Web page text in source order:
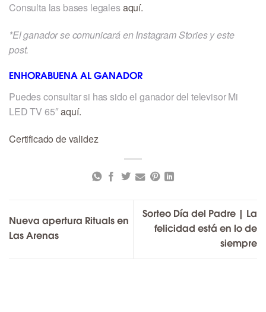
Consulta las bases legalesaquí.
*El ganador se comunicará en Instagram Stories y este
post.
ENHORABUENA AL GANADOR
Puedes consultar si has sido el ganador del televisor Mi
LED TV 65″aquí.
Certificado de validez
Nueva apertura Rituals en
Las Arenas
Sorteo Día del Padre | La
felicidad está en lo de
siempre